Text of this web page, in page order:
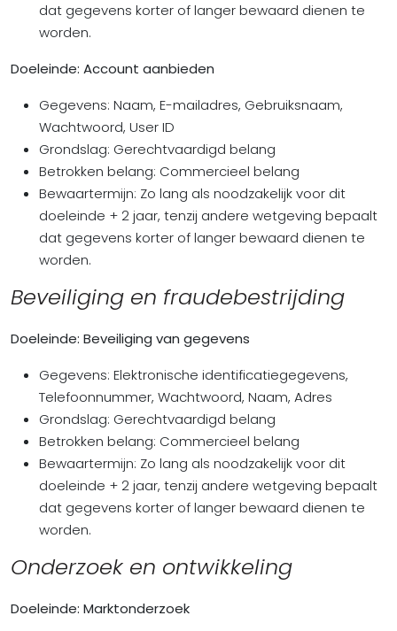
dat gegevens korter of langer bewaard dienen te
worden.
Doeleinde: Account aanbieden
Gegevens: Naam, E-mailadres, Gebruiksnaam,
Wachtwoord, User ID
Grondslag: Gerechtvaardigd belang
Betrokken belang: Commercieel belang
Bewaartermijn: Zo lang als noodzakelijk voor dit
doeleinde + 2 jaar, tenzij andere wetgeving bepaalt
dat gegevens korter of langer bewaard dienen te
worden.
Beveiliging en fraudebestrijding
Doeleinde: Beveiliging van gegevens
Gegevens: Elektronische identificatiegegevens,
Telefoonnummer, Wachtwoord, Naam, Adres
Grondslag: Gerechtvaardigd belang
Betrokken belang: Commercieel belang
Bewaartermijn: Zo lang als noodzakelijk voor dit
doeleinde + 2 jaar, tenzij andere wetgeving bepaalt
dat gegevens korter of langer bewaard dienen te
worden.
Onderzoek en ontwikkeling
Doeleinde: Marktonderzoek